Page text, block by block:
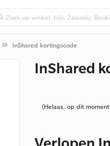
InShared kortingscode
InShared
(Helaas, op dit
Verlopen